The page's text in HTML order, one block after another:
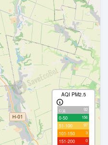
AQI PM2.5
с/д 92
0-50 156
51-100 97
101-150 3
151-200 0